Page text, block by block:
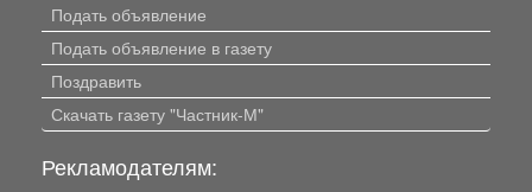
Подать объявление
Подать объявление в газету
Поздравить
Скачать газету "Частник-М"
Рекламодателям: